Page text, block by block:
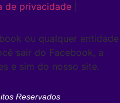
de privacidade|
ou qualquer entidade
sair do Facebook, a
e sim do nosso site.
Reservados